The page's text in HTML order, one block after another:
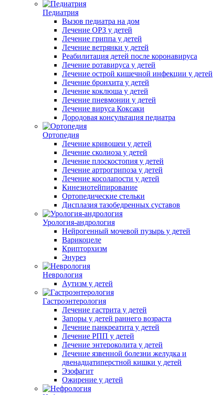
Педиатрия
Вызов педиатра на дом
Лечение ОРЗ у детей
Лечение гриппа у детей
Лечение ветрянки у детей
Реабилитация детей после коронавируса
Лечение ротавируса у детей
Лечение острой кишечной инфекции у детей
Лечение бронхита у детей
Лечение коклюша у детей
Лечение пневмонии у детей
Лечение вируса Коксаки
Дородовая консультация педиатра
Ортопедия
Лечение кривошеи у детей
Лечение сколиоза у детей
Лечение плоскостопия у детей
Лечение артрогрипоза у детей
Лечение косолапости у детей
Кинезиотейпирование
Ортопедические стельки
Дисплазия тазобедренных суставов
Урология-андрология
Нейрогенный мочевой пузырь у детей
Варикоцеле
Крипторхизм
Энурез
Неврология
Аутизм у детей
Гастроэнтерология
Лечение гастрита у детей
Запоры у детей раннего возраста
Лечение панкреатита у детей
Лечение РПП у детей
Лечение энтероколита у детей
Лечение язвенной болезни желудка и
двенадцатиперстной кишки у детей
Эзофагит
Ожирение у детей